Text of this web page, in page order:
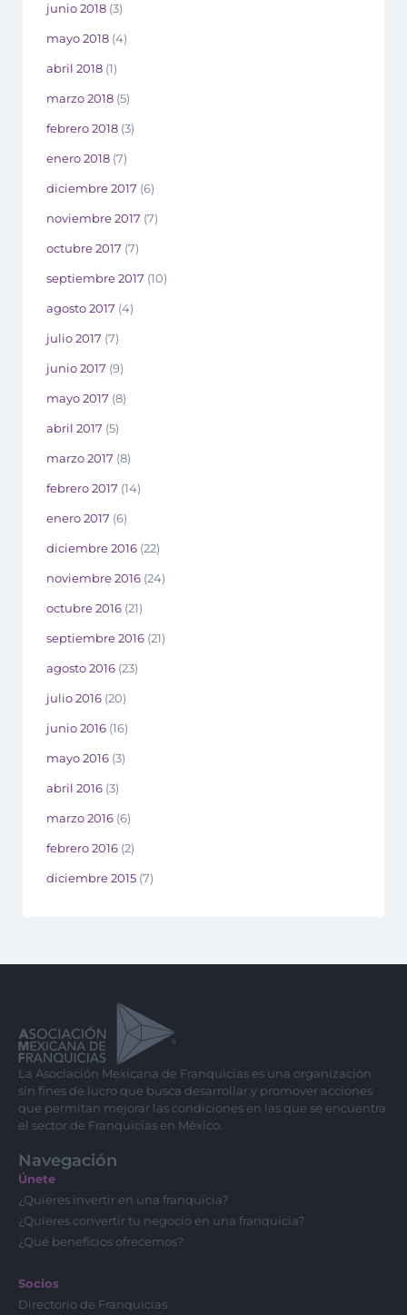
junio 2018 (3)
mayo 2018 (4)
abril 2018 (1)
marzo 2018 (5)
febrero 2018 (3)
enero 2018 (7)
diciembre 2017 (6)
noviembre 2017 (7)
octubre 2017 (7)
septiembre 2017 (10)
agosto 2017 (4)
julio 2017 (7)
junio 2017 (9)
mayo 2017 (8)
abril 2017 (5)
marzo 2017 (8)
febrero 2017 (14)
enero 2017 (6)
diciembre 2016 (22)
noviembre 2016 (24)
octubre 2016 (21)
septiembre 2016 (21)
agosto 2016 (23)
julio 2016 (20)
junio 2016 (16)
mayo 2016 (3)
abril 2016 (3)
marzo 2016 (6)
febrero 2016 (2)
diciembre 2015 (7)
La Asociación Mexicana de Franquicias es una organización
sin fines de lucro que busca desarrollar y promover acciones
que permitan mejorar las condiciones en las que se encuentra
el sector de Franquicias en México.
Navegación
Únete
¿Quieres invertir en una franquicia?
¿Quieres convertir tu negocio en una franquicia?
¿Qué beneficios ofrecemos?
Socios
Directorio de Franquicias